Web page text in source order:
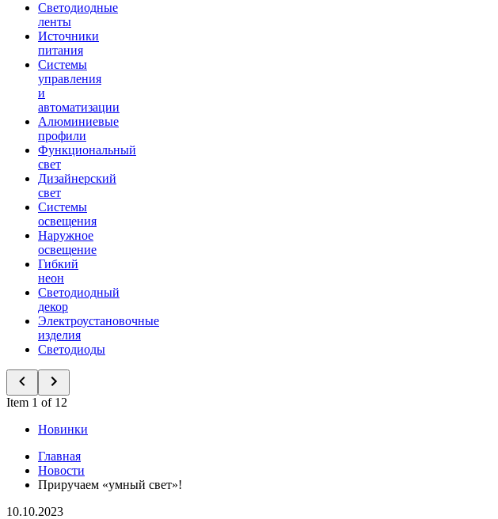
Светодиодные
ленты
Источники
питания
Системы
управления
и
автоматизации
Алюминиевые
профили
Функциональный
свет
Дизайнерский
свет
Системы
освещения
Наружное
освещение
Гибкий
неон
Светодиодный
декор
Электроустановочные
изделия
Светодиоды
Item 1 of 12
Новинки
Главная
Новости
Приручаем «умный свет»!
10.10.2023